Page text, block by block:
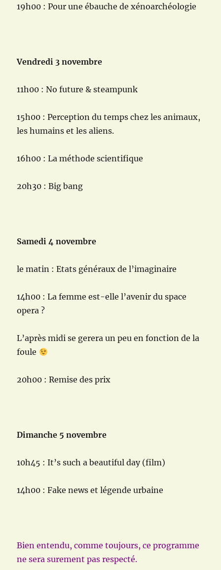
19h00 : Pour une ébauche de xénoarchéologie
Vendredi 3 novembre
11h00 : No future & steampunk
15h00 : Perception du temps chez les animaux,
les humains et les aliens.
16h00 : La méthode scientifique
20h30 : Big bang
Samedi 4 novembre
le matin : Etats généraux de l’imaginaire
14h00 : La femme est-elle l’avenir du space
opera ?
L’après midi se gerera un peu en fonction de la
foule
20h00 : Remise des prix
Dimanche 5 novembre
10h45 : It’s such a beautiful day (film)
14h00 : Fake news et légende urbaine
Bien entendu, comme toujours, ce programme
ne sera surement pas respecté.